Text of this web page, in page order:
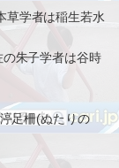
草学者は稲生若水
朱子学者は谷時
足柵(ぬたりの